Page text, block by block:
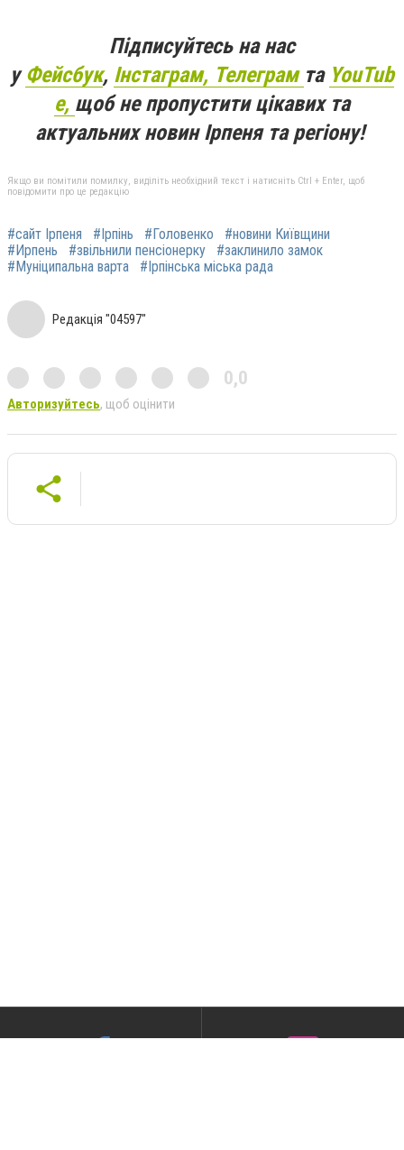
Підписуйтесь на нас
уФейсбук, Інстаграм, Телеграм та YouTub
e, щоб не пропустити цікавих та
актуальних новин Ірпеня та регіону!
Якщо ви помітили помилку, виділіть необхідний текст і натисніть Ctrl + Enter, щоб
повідомити про це редакцію
#сайт Ірпеня #Ірпінь #Головенко
#новини Київщини
#Ирпень
#звільнили пенсіонерку
#заклинило замок
#Муніципальна варта
#Ірпінська міська рада
Редакція "04597"
0,0
Авторизуйтесь, щоб оцінити